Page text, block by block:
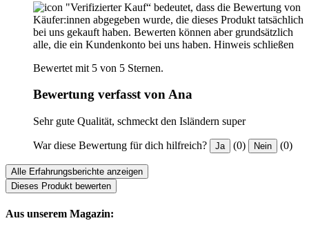
"Verifizierter Kauf“ bedeutet, dass die Bewertung von
Käufer:innen abgegeben wurde, die dieses Produkt tatsächlich
bei uns gekauft haben. Bewerten können aber grundsätzlich
alle, die ein Kundenkonto bei uns haben. Hinweis schließen
Bewertet mit 5 von 5 Sternen.
Bewertung verfasst von Ana
Sehr gute Qualität, schmeckt den Isländern super
War diese Bewertung für dich hilfreich? Ja (0) Nein (0)
Alle Erfahrungsberichte anzeigen
Dieses Produkt bewerten
Aus unserem Magazin: